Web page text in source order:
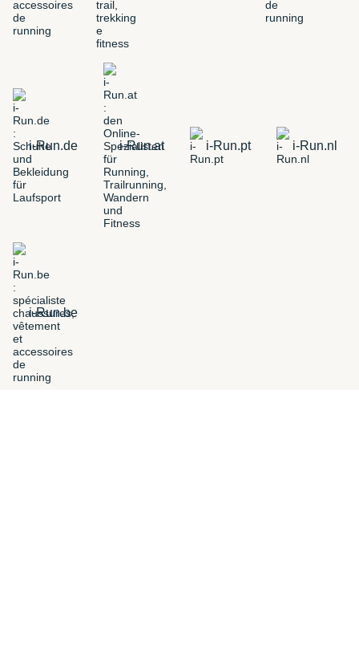
i-Run.de i-Run.at i-Run.pt i-Run.nl
i-Run.be